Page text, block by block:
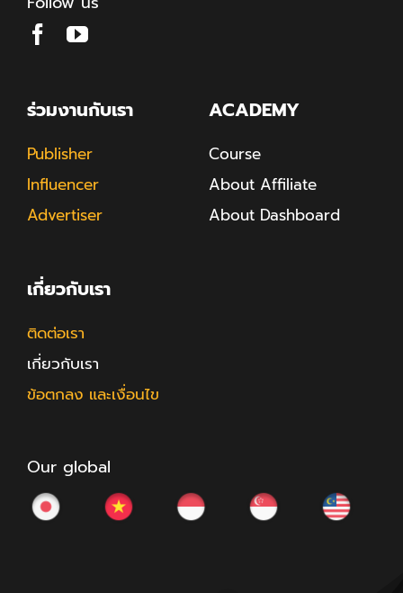
ร่วมงานกับเรา
Publisher
Influencer
Advertiser
ACADEMY
Course
About Affiliate
About Dashboard
เกี่ยวกับเรา
ติดต่อเรา
เกี่ยวกับเรา
ข้อตกลง และเงื่อนไข
Our global